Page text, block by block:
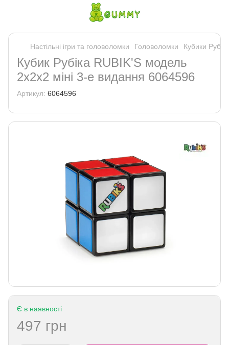
Настільні ігри та головоломки Головоломки Кубики Рубіка
Кубик Рубіка RUBIK'S модель
2х2х2 міні 3-е видання 6064596
Артикул: 6064596
Є в наявності
497 грн